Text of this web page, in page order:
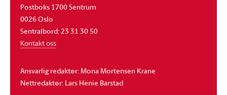
Postboks 1700 Sentrum
0026 Oslo
Sentralbord: 23 31 30 50
Kontakt oss
Ansvarlig redaktør: Mona Mortensen Krane
Nettredaktør: Lars Henie Barstad